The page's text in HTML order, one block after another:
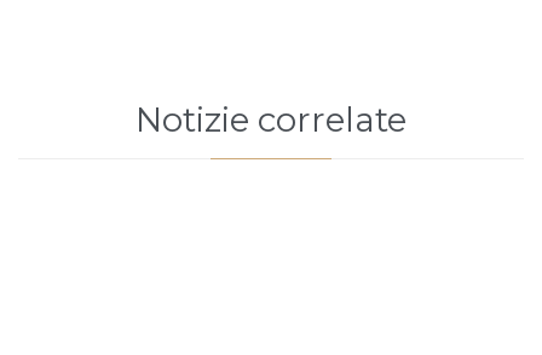
Notizie correlate